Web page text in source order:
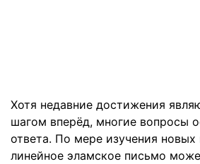
Хотя недавние достижения
шагом вперёд, многие вопросы
ответа. По мере изучения новых
линейное эламское письмо